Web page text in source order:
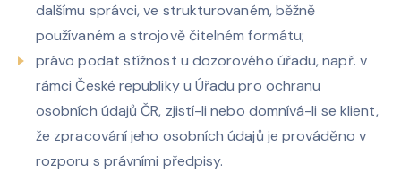
dalšímu správci, ve strukturovaném, běžně
používaném a strojově čitelném formátu;
právo podat stížnost u dozorového úřadu, např. v
rámci České republiky u Úřadu pro ochranu
osobních údajů ČR, zjistí-li nebo domnívá-li se klient,
že zpracování jeho osobních údajů je prováděno v
rozporu s právními předpisy.